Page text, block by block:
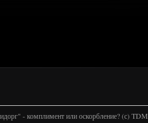
- комплимент или оскорбление? (с) TDM